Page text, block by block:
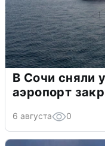
В Сочи сняли
аэропорт
6 августа 0